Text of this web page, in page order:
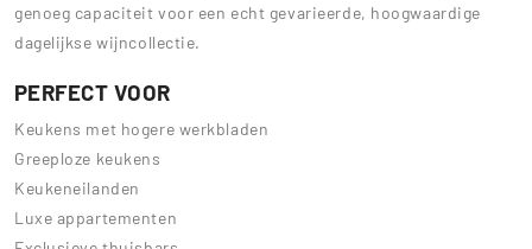
genoeg capaciteit voor een echt gevarieerde, hoogwaardige
dagelijkse wijncollectie.
PERFECT VOOR
Keukens met hogere werkbladen
Greeploze keukens
Keukeneilanden
Luxe appartementen